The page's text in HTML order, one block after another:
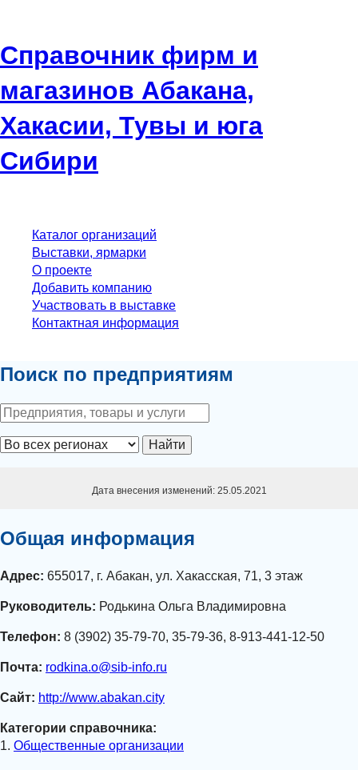
Справочник фирм и
магазинов Абакана,
Хакасии, Тувы и юга
Сибири
Каталог организаций
Выставки, ярмарки
О проекте
Добавить компанию
Участвовать в выставке
Контактная информация
Поиск по предприятиям
Найти
Дата внесения изменений: 25.05.2021
Общая информация
Адрес: 655017, г. Абакан, ул. Хакасская, 71, 3 этаж
Руководитель: Родькина Ольга Владимировна
Телефон: 8 (3902) 35-79-70, 35-79-36, 8-913-441-12-50
Почта: rodkina.o@sib-info.ru
Сайт: http://www.abakan.city
Категории справочника:
1. Общественные организации